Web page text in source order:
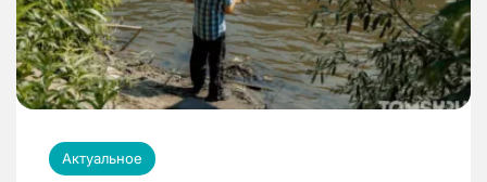
Актуальное